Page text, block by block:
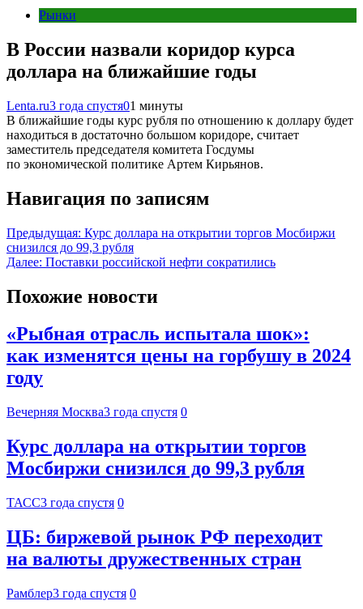
Рынки
В России назвали коридор курса
доллара на ближайшие годы
Lenta.ru3 года спустя01 минуты
В ближайшие годы курс рубля по отношению к доллару будет
находиться в достаточно большом коридоре, считает
заместитель председателя комитета Госдумы
по экономической политике Артем Кирьянов.
Навигация по записям
Предыдущая: Курс доллара на открытии торгов Мосбиржи
снизился до 99,3 рубля
Далее: Поставки российской нефти сократились
Похожие новости
«Рыбная отрасль испытала шок»:
как изменятся цены на горбушу в 2024
году
Вечерняя Москва3 года спустя 0
Курс доллара на открытии торгов
Мосбиржи снизился до 99,3 рубля
ТАСС3 года спустя 0
ЦБ: биржевой рынок РФ переходит
на валюты дружественных стран
Рамблер3 года спустя 0